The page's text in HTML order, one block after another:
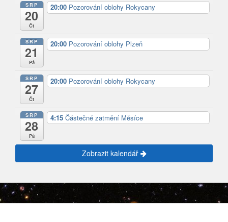
SRP
20
Čt
20:00 Pozorování oblohy Rokycany
SRP
21
Pá
20:00 Pozorování oblohy Plzeň
SRP
27
Čt
20:00 Pozorování oblohy Rokycany
SRP
28
Pá
4:15 Částečné zatmění Měsíce
Zobrazit kalendář